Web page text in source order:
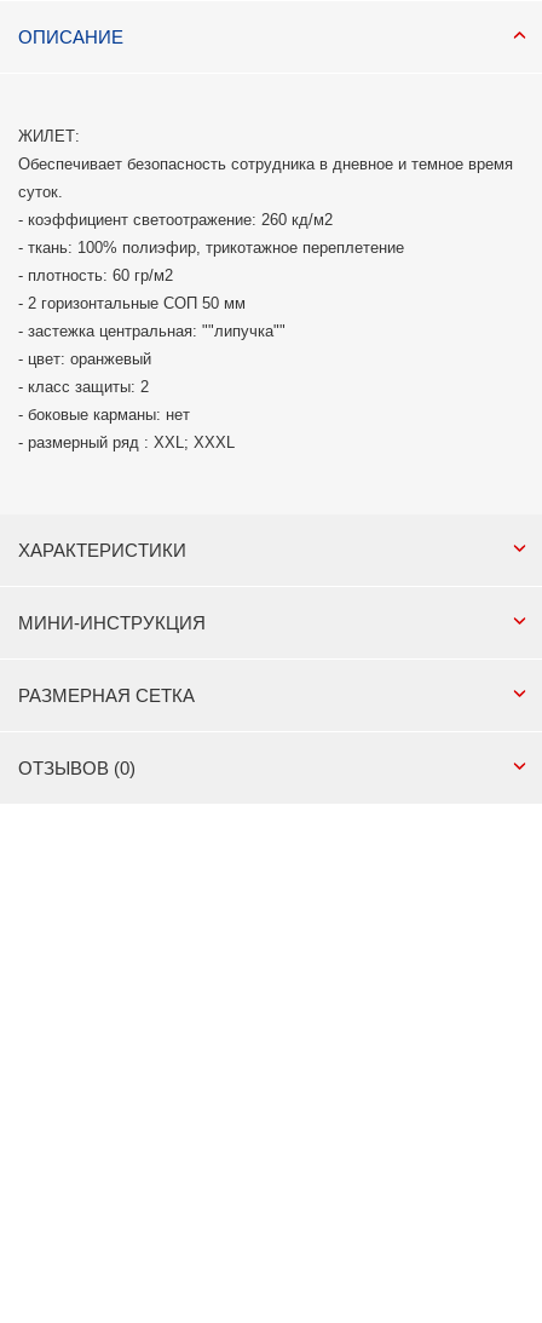
ОПИСАНИЕ
ЖИЛЕТ:
Обеспечивает безопасность сотрудника в дневное и темное время
суток.
- коэффициент светоотражение: 260 кд/м2
- ткань: 100% полиэфир, трикотажное переплетение
- плотность: 60 гр/м2
- 2 горизонтальные СОП 50 мм
- застежка центральная: ""липучка""
- цвет: оранжевый
- класс защиты: 2
- боковые карманы: нет
- размерный ряд : XXL; XXXL
ХАРАКТЕРИСТИКИ
МИНИ-ИНСТРУКЦИЯ
РАЗМЕРНАЯ СЕТКА
ОТЗЫВОВ (0)